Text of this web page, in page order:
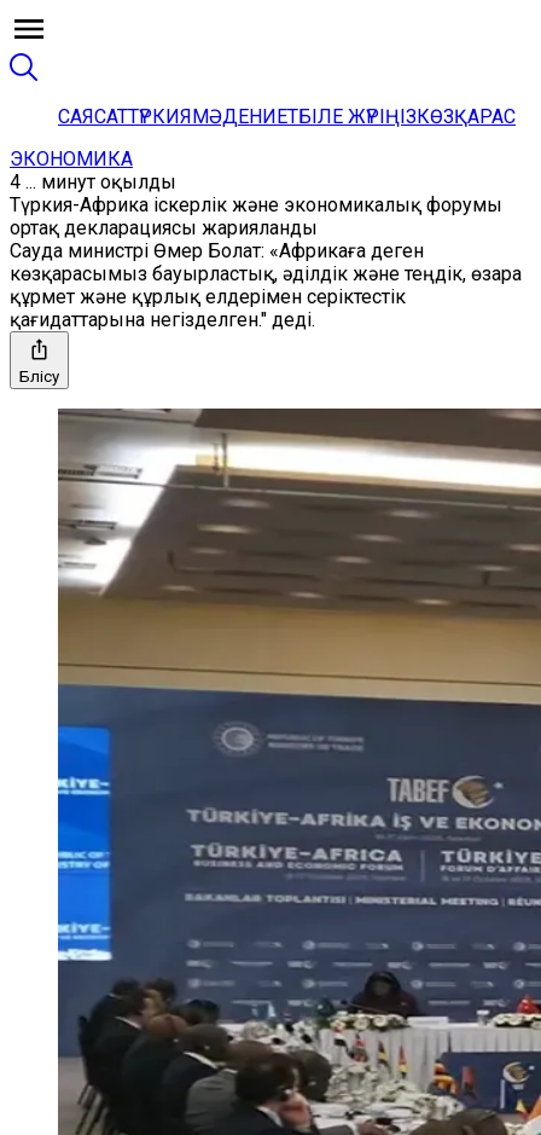
САЯСАТТҮРКИЯМӘДЕНИЕТБІЛЕ ЖҮРІҢІЗКӨЗҚАРАС
ЭКОНОМИКА
4 ... минут оқылды
Түркия-Африка іскерлік және экономикалық форумы
ортақ декларациясы жарияланды
Сауда министрі Өмер Болат: «Африкаға деген
көзқарасымыз бауырластық, әділдік және теңдік, өзара
құрмет және құрлық елдерімен серіктестік
қағидаттарына негізделген." деді.
Бөлісу